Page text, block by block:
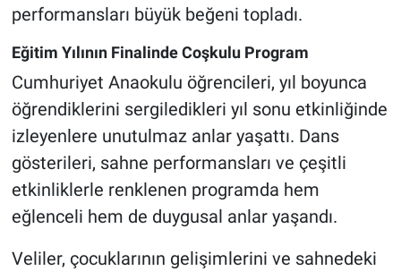
performansları büyük beğeni topladı.
Eğitim Yılının Finalinde Coşkulu Program
Cumhuriyet Anaokulu öğrencileri, yıl boyunca
öğrendiklerini sergiledikleri yıl sonu etkinliğinde
izleyenlere unutulmaz anlar yaşattı. Dans
gösterileri, sahne performansları ve çeşitli
etkinliklerle renklenen programda hem
eğlenceli hem de duygusal anlar yaşandı.
Veliler, çocuklarının gelişimlerini ve sahnedeki